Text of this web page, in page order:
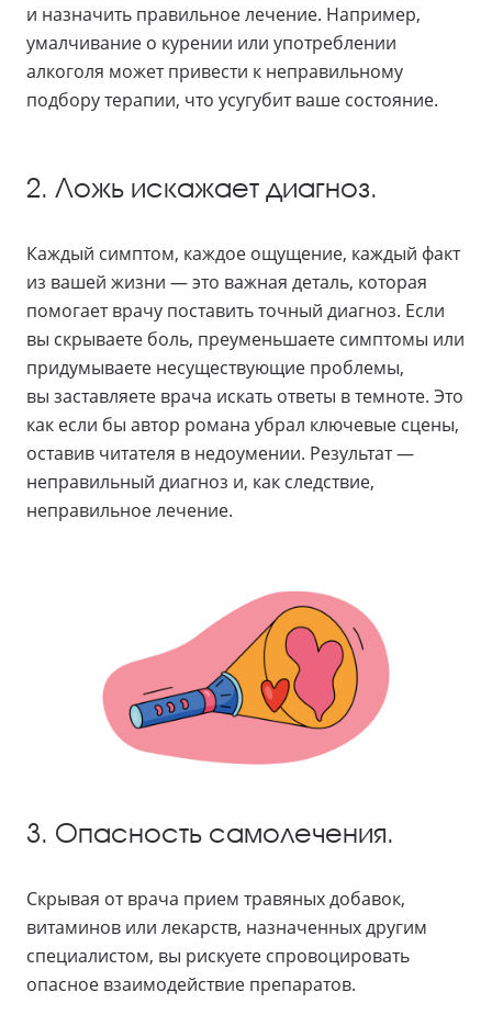
и назначить правильное лечение. Например,
умалчивание о курении или употреблении
алкоголя может привести к неправильному
подбору терапии, что усугубит ваше состояние.
2. Ложь искажает диагноз.
Каждый симптом, каждое ощущение, каждый факт
из вашей жизни — это важная деталь, которая
помогает врачу поставить точный диагноз. Если
вы скрываете боль, преуменьшаете симптомы или
придумываете несуществующие проблемы,
вы заставляете врача искать ответы в темноте. Это
как если бы автор романа убрал ключевые сцены,
оставив читателя в недоумении. Результат —
неправильный диагноз и, как следствие,
неправильное лечение.
3. Опасность самолечения.
Скрывая от врача прием травяных добавок,
витаминов или лекарств, назначенных другим
специалистом, вы рискуете спровоцировать
опасное взаимодействие препаратов.